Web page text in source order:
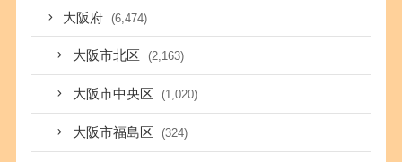
大阪府 (6,474)
大阪市北区 (2,163)
大阪市中央区 (1,020)
大阪市福島区 (324)